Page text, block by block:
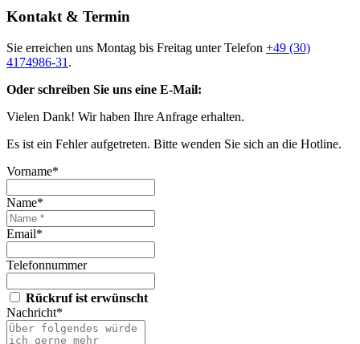
Kontakt & Termin
Sie erreichen uns Montag bis Freitag unter Telefon +49 (30)
4174986-31 .
Oder schreiben Sie uns eine E-Mail:
Vielen Dank! Wir haben Ihre Anfrage erhalten.
Es ist ein Fehler aufgetreten. Bitte wenden Sie sich an die Hotline.
Vorname*
Name*
Email*
Telefonnummer
Rückruf ist erwünscht
Nachricht*